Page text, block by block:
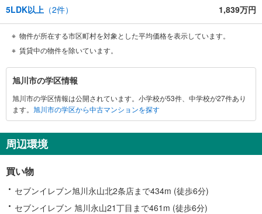
5LDK以上 （2件） 1,839万円
物件が所在する市区町村を対象とした平均価格を表示しています。
賃貸中の物件を除いています。
旭
川
市
に
す
る
報
旭川市の学区情報
旭川市の学区情報は公開されています。小学校が53件、中学校が27件あり
ます。 旭川市の学区から中古マンションを探す
周辺環境
買い物
セブンイレブン旭川永山北2条店まで434m (徒歩6分)
セブンイレブン 旭川永山21丁目まで461m (徒歩6分)